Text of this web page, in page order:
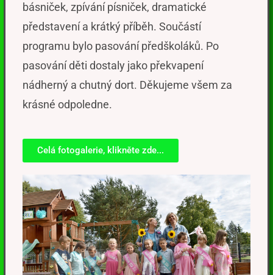
básniček, zpívání písniček, dramatické
představení a krátký příběh. Součástí
programu bylo pasování předškoláků. Po
pasování děti dostaly jako překvapení
nádherný a chutný dort. Děkujeme všem za
krásné odpoledne.
Celá fotogalerie, klikněte zde...